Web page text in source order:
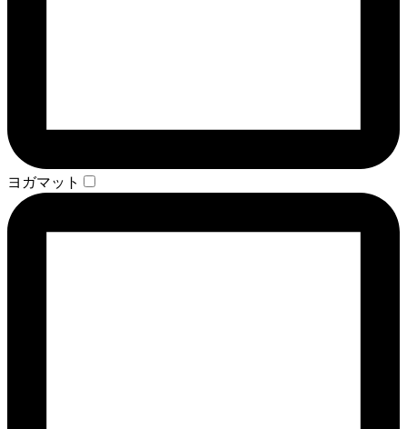
ヨガマット